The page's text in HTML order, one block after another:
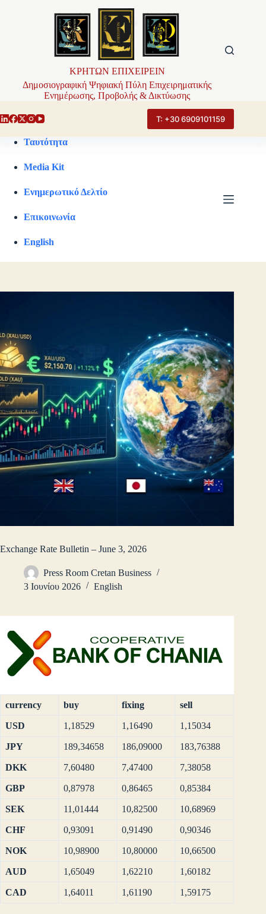
ΚΡΗΤΩΝ ΕΠΙΧΕΙΡΕΙΝ
Δημοσιογραφική Ψηφιακή Πύλη Επιχειρηματικής
Ενημέρωσης, Προβολής & Δικτύωσης
Τ: +30 6909101159
Ταυτότητα
Media Kit
Ενημερωτικό Δελτίο
Επικοινωνία
English
Exchange Rate Bulletin – June 3, 2026
Press Room Cretan Business
3 Ιουνίου 2026
English
currency buy fixing sell
USD 1,18529 1,16490 1,15034
JPY 189,34658 186,09000 183,76388
DKK 7,60480 7,47400 7,38058
GBP 0,87978 0,86465 0,85384
SEK 11,01444 10,82500 10,68969
CHF 0,93091 0,91490 0,90346
NOK 10,98900 10,80000 10,66500
AUD 1,65049 1,62210 1,60182
CAD 1,64011 1,61190 1,59175